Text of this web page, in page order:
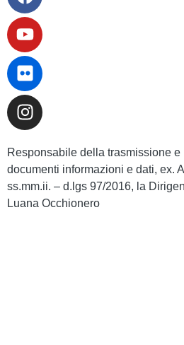
Responsabile della trasmissione
documenti informazioni e dati, ex.
ss.mm.ii. – d.lgs 97/2016, la
Luana Occhionero